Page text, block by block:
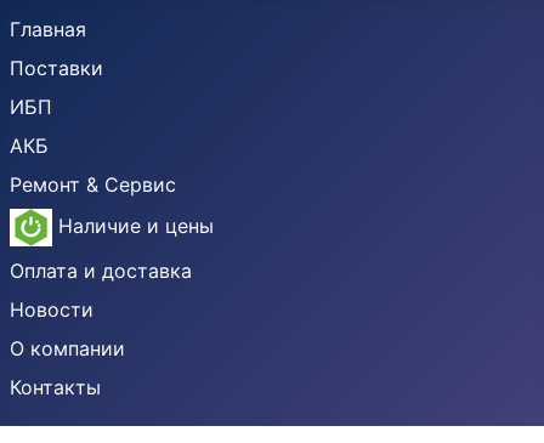
Главная
Поставки
ИБП
АКБ
Ремонт & Сервис
Наличие и цены
Оплата и доставка
Новости
О компании
Контакты